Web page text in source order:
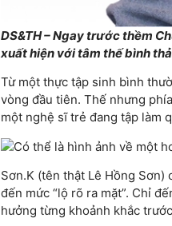
DS&TH – Ngay trước thềm
xuất hiện với tâm thế bình
Từ một thực tập sinh bình
vòng đầu tiên. Thế nhưng
một nghệ sĩ trẻ đang tập làm
Sơn.K (tên thật Lê Hồng
đến mức “lộ rõ ra mặt”. Chỉ
hưởng từng khoảnh khắc